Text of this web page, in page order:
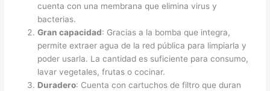
cuenta con una membrana que elimina virus y
bacterias.
Gran capacidad: Gracias a la bomba que integra,
permite extraer agua de la red pública para limpiarla y
poder usarla. La cantidad es suficiente para consumo,
lavar vegetales, frutas o cocinar.
Duradero: Cuenta con cartuchos de filtro que duran